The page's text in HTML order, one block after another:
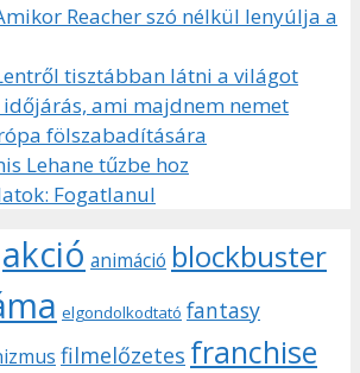
Reacher szó nélkül lenyúlja a
tisztábban látni a világot
időjárás, ami majdnem nemet
fölszabadítására
Lehane tűzbe hoz
Fogatlanul
akció animáció blockbuster
elgondolkodtató fantasy
filmelőzetes franchise